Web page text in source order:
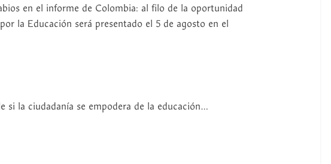
en el informe de Colombia: al filo de la oportunidad
la Educación será presentado el 5 de agosto en el
si la ciudadanía se empodera de la educación…